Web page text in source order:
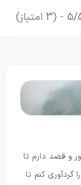
امتیاز)
و قصد دارم تا
کنم تا